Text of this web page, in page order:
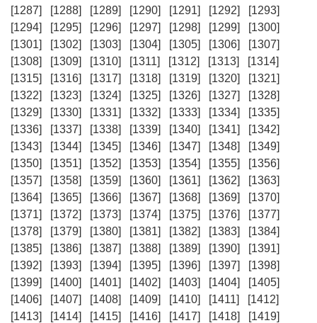
[1287]
[1288] [1289] [1290] [1291] [1292]
[1293]
[1294]
[1295] [1296] [1297] [1298] [1299]
[1300]
[1301]
[1302] [1303] [1304] [1305] [1306]
[1307]
[1308]
[1309] [1310] [1311] [1312] [1313]
[1314]
[1315]
[1316] [1317] [1318] [1319] [1320]
[1321]
[1322]
[1323] [1324] [1325] [1326] [1327]
[1328]
[1329]
[1330] [1331] [1332] [1333] [1334]
[1335]
[1336]
[1337] [1338] [1339] [1340] [1341]
[1342]
[1343]
[1344] [1345] [1346] [1347] [1348]
[1349]
[1350]
[1351] [1352] [1353] [1354] [1355]
[1356]
[1357]
[1358] [1359] [1360] [1361] [1362]
[1363]
[1364]
[1365] [1366] [1367] [1368] [1369]
[1370]
[1371]
[1372] [1373] [1374] [1375] [1376]
[1377]
[1378]
[1379] [1380] [1381] [1382] [1383]
[1384]
[1385]
[1386] [1387] [1388] [1389] [1390]
[1391]
[1392]
[1393] [1394] [1395] [1396] [1397]
[1398]
[1399]
[1400] [1401] [1402] [1403] [1404]
[1405]
[1406]
[1407] [1408] [1409] [1410] [1411]
[1412]
[1413]
[1414] [1415] [1416] [1417] [1418]
[1419]